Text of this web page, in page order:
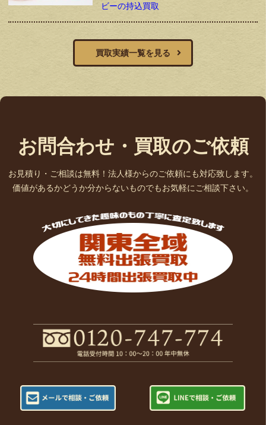
ビーの持込買取
買取実績一覧を見る
お問合わせ・買取のご依頼
お見積り・ご相談は無料！法人様からのご依頼にも対応致します。
価値があるかどうか分からないものでもお気軽にご相談下さい。